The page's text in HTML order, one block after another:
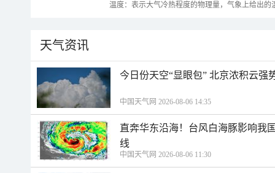
温度：表示大气冷热程度的物理量，气象上给出
天气资讯
今日份天空“显眼包” 北京浓积云强
中国天气网 2026-08-06 14:35
直奔华东沿海！台风白海豚影响我
线
中国天气网 2026-08-06 11:30